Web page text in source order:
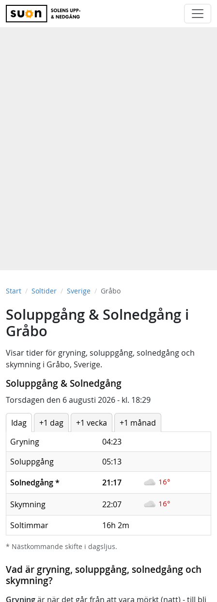
Start Soltider Sverige Gråbo
Soluppgång & Solnedgång i
Gråbo
Visar tider för gryning, soluppgång, solnedgång och
skymning i Gråbo, Sverige.
Soluppgång & Solnedgång
Torsdagen den 6 augusti 2026 - kl. 18:29
Idag +1 dag +1 vecka
+1 månad
Gryning
04:23
Soluppgång
05:13
Solnedgång* 21:17 16°
Skymning 22:07 16°
Soltimmar 16h 2m
* Nästkommande skifte i dagsljus.
Vad är gryning, soluppgång, solnedgång och
skymning?
Gryningär när det går från att vara mörkt (natt) - till bli